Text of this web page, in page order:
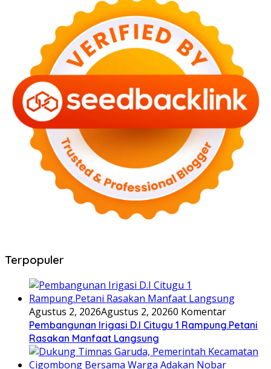
Terpopuler
Agustus 2, 2026Agustus 2, 20260 Komentar
Pembangunan Irigasi D.I Citugu 1 Rampung.Petani
Rasakan Manfaat Langsung